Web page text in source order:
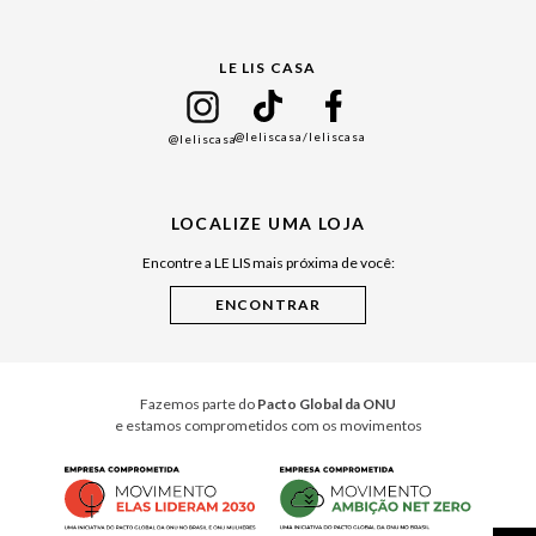
Cuidados Casa
LE LIS CASA
@leliscasa@leliscasa/leliscasa
LOCALIZE UMA LOJA
Encontre a LE LIS mais próxima de você:
Fazemos parte do Pacto Global da ONU
e estamos comprometidos com os movimentos